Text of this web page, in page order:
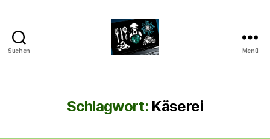
Suchen Menü
Schlagwort: Käserei